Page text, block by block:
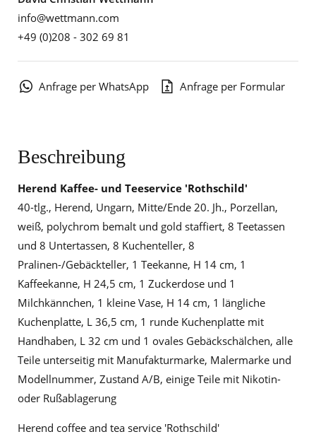
info@wettmann.com
+49 (0)208 - 302 69 81
Anfrage per WhatsApp Anfrage per Formular
Beschreibung
Herend Kaffee- und Teeservice 'Rothschild'
40-tlg., Herend, Ungarn, Mitte/Ende 20. Jh., Porzellan,
weiß, polychrom bemalt und gold staffiert, 8 Teetassen
und 8 Untertassen, 8 Kuchenteller, 8
Pralinen-/Gebäckteller, 1 Teekanne, H 14 cm, 1
Kaffeekanne, H 24,5 cm, 1 Zuckerdose und 1
Milchkännchen, 1 kleine Vase, H 14 cm, 1 längliche
Kuchenplatte, L 36,5 cm, 1 runde Kuchenplatte mit
Handhaben, L 32 cm und 1 ovales Gebäckschälchen, alle
Teile unterseitig mit Manufakturmarke, Malermarke und
Modellnummer, Zustand A/B, einige Teile mit Nikotin-
oder Rußablagerung
Herend coffee and tea service 'Rothschild'